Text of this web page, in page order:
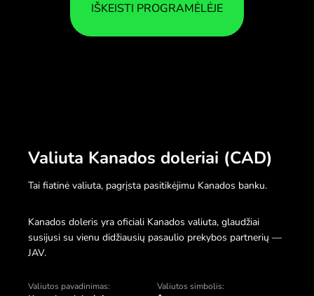
IŠKEISTI PROGRAMĖLĖJE
Valiuta Kanados doleriai (CAD)
Tai fiatinė valiuta, pagrįsta pasitikėjimu Kanados banku.
Kanados doleris yra oficiali Kanados valiuta, glaudžiai
susijusi su vienu didžiausių pasaulio prekybos partnerių —
JAV.
Valiutos pavadinimas: Valiutos simbolis: